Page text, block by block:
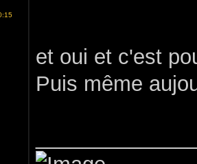
et oui et c'est
Puis même